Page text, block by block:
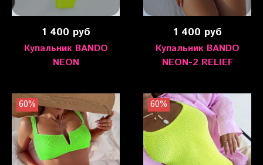
1 400 руб
Купальник BANDO
NEON
1 400 руб
Купальник BANDO
NEON-2 RELIEF
60% 60%